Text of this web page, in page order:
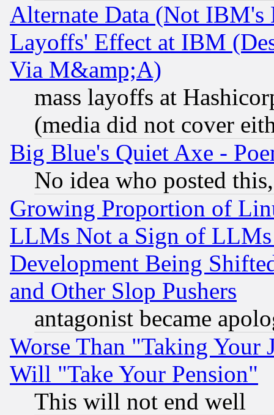
Alternate Data (Not IBM's
Layoffs' Effect at IBM
Via M&amp;A)
mass layoffs at
(media did not cover
Big Blue's Quiet Axe -
No idea who posted
Growing Proportion of
LLMs Not a Sign of
Development Being
and Other Slop Pushers
antagonist became
Worse Than "Taking Your
Will "Take Your Pension"
This will not end well